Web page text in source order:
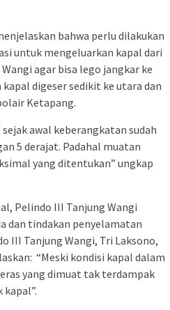
bahwa perlu dilakukan
untuk mengeluarkan kapal dari
agar bisa lego jangkar ke
digeser sedikit ke utara dan
Ketapang.
awal keberangkatan sudah
5 derajat. Padahal muatan
yang ditentukan” ungkap
Pelindo III Tanjung Wangi
dan tindakan penyelamatan
III Tanjung Wangi, Tri Laksono,
“Meski kondisi kapal dalam
yang dimuat tak terdampak